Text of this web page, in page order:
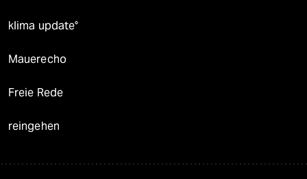
klima update°
Mauerecho
Freie Rede
reingehen